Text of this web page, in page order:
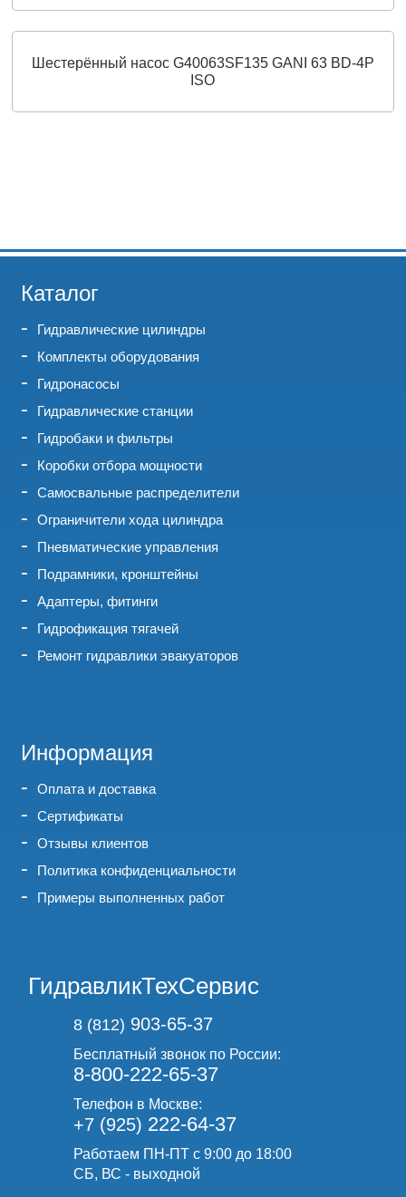
Шестерённый насос G40063SF135 GANI 63 BD-4P
ISO
Каталог
Гидравлические цилиндры
Комплекты оборудования
Гидронасосы
Гидравлические станции
Гидробаки и фильтры
Коробки отбора мощности
Самосвальные распределители
Ограничители хода цилиндра
Пневматические управления
Подрамники, кронштейны
Адаптеры, фитинги
Гидрофикация тягачей
Ремонт гидравлики эвакуаторов
Информация
Оплата и доставка
Сертификаты
Отзывы клиентов
Политика конфиденциальности
Примеры выполненных работ
ГидравликТехСервис
8 (812) 903-65-37
Бесплатный звонок по России:
8-800-222-65-37
Телефон в Москве:
+7 (925) 222-64-37
Работаем ПН-ПТ с 9:00 до 18:00
СБ, ВС - выходной